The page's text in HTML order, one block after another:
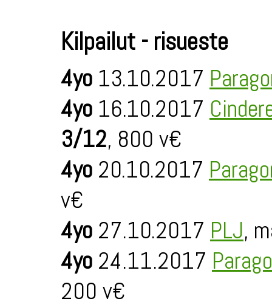
Kilpailut - risueste
4yo 13.10.2017
4yo 16.10.2017
3/12, 800 v€
4yo 20.10.2017
v€
4yo 27.10.2017 PLJ,
4yo 24.11.2017
200 v€